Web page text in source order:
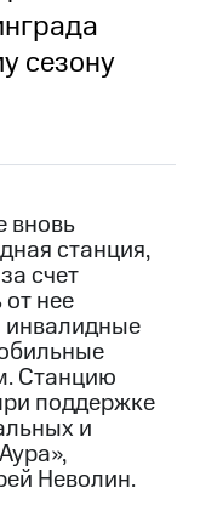
сезону
вновь
станция,
счет
нее
Станцию
поддержке
и
Неволин.